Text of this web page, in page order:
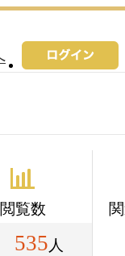
閲覧数
535 人